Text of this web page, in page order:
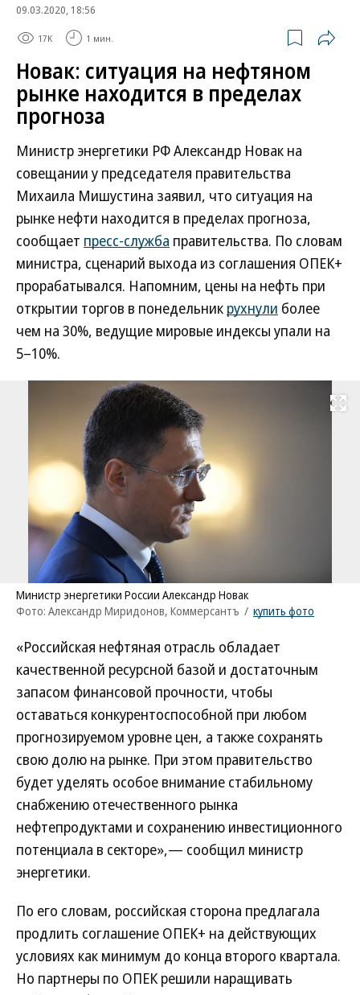
09.03.2020, 18:56
17K 1 мин.
Новак: ситуация на нефтяном
рынке находится в пределах
прогноза
Министр энергетики РФ Александр Новак на
совещании у председателя правительства
Михаила Мишустина заявил, что ситуация на
рынке нефти находится в пределах прогноза,
сообщает пресс-служба правительства. По словам
министра, сценарий выхода из соглашения ОПЕК+
прорабатывался. Напомним, цены на нефть при
открытии торгов в понедельник рухнули более
чем на 30%, ведущие мировые индексы упали на
5–10%.
Развернуть
Министр энергетики России Александр Новак
Фото: Александр Миридонов, Коммерсантъ / купить фото
«Российская нефтяная отрасль обладает
качественной ресурсной базой и достаточным
запасом финансовой прочности, чтобы
оставаться конкурентоспособной при любом
прогнозируемом уровне цен, а также сохранять
свою долю на рынке. При этом правительство
будет уделять особое внимание стабильному
снабжению отечественного рынка
нефтепродуктами и сохранению инвестиционного
потенциала в секторе»,— сообщил министр
энергетики.
По его словам, российская сторона предлагала
продлить соглашение ОПЕК+ на действующих
условиях как минимум до конца второго квартала.
Но партнеры по ОПЕК решили наращивать